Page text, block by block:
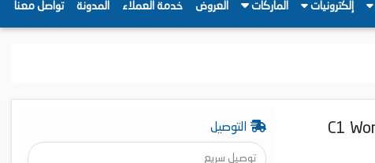
إلكترونيات الماركات العروض خدمة العملاء المدونة تواصل معنا
التوصيل
توصيل سريع